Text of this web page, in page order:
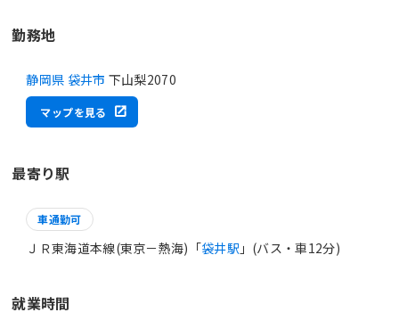
勤務地
静岡県 袋井市 下山梨2070
マップを見る
最寄り駅
車通勤可
ＪＲ東海道本線(東京－熱海)「袋井駅 」(バス・車12分)
就業時間